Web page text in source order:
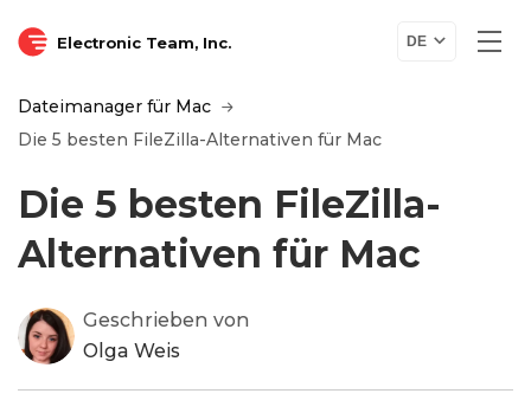
Electronic Team, Inc. DE
Dateimanager für Mac
Die 5 besten FileZilla-Alternativen für Mac
Die 5 besten FileZilla-
Alternativen für Mac
Geschrieben von
Olga Weis